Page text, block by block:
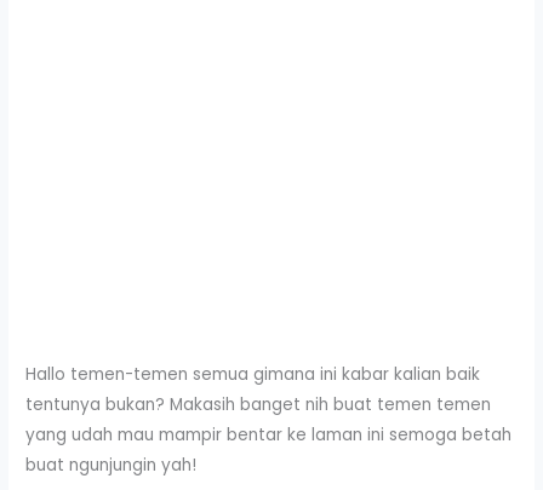
Hallo temen-temen semua gimana ini kabar kalian baik
tentunya bukan? Makasih banget nih buat temen temen
yang udah mau mampir bentar ke laman ini semoga betah
buat ngunjungin yah!